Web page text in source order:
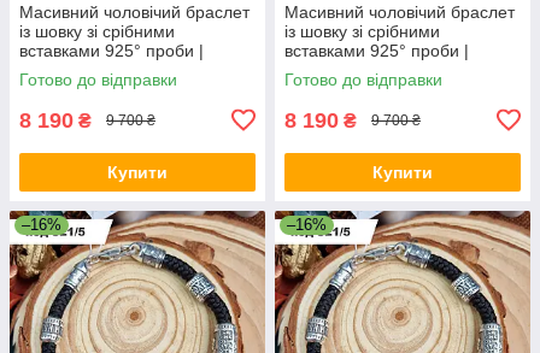
Масивний чоловічий браслет
із шовку зі срібними
вставками 925° проби |
Срібний браслет
Готово до відправки
8 190 ₴ 9 700 ₴
Купити
Масивний чоловічий браслет
із шовку зі срібними
вставками 925° проби |
Срібний браслет
Готово до відправки
8 190 ₴ 9 700 ₴
Купити
–16% –16%